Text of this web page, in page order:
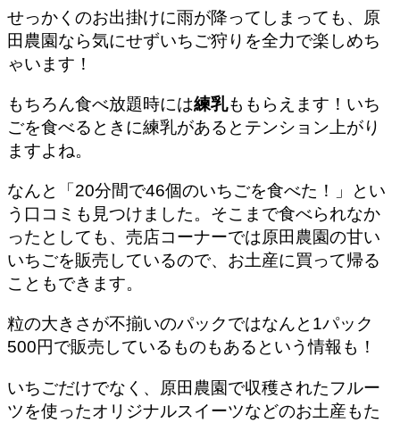
せっかくのお出掛けに雨が降ってしまっても、原
田農園なら気にせずいちご狩りを全力で楽しめち
ゃいます！
もちろん食べ放題時には練乳ももらえます！いち
ごを食べるときに練乳があるとテンション上がり
ますよね。
なんと「20分間で46個のいちごを食べた！」とい
う口コミも見つけました。そこまで食べられなか
ったとしても、売店コーナーでは原田農園の甘い
いちごを販売しているので、お土産に買って帰る
こともできます。
粒の大きさが不揃いのパックではなんと1パック
500円で販売しているものもあるという情報も！
いちごだけでなく、原田農園で収穫されたフルー
ツを使ったオリジナルスイーツなどのお土産もた